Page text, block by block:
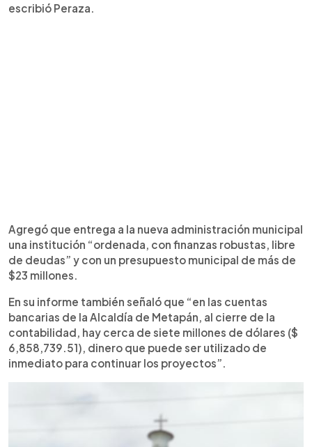
escribió Peraza.
Agregó que entrega a la nueva administración municipal
una institución “ordenada, con finanzas robustas, libre
de deudas” y con un presupuesto municipal de más de
$23 millones.
En su informe también señaló que “en las cuentas
bancarias de la Alcaldía de Metapán, al cierre de la
contabilidad, hay cerca de siete millones de dólares ($
6,858,739.51), dinero que puede ser utilizado de
inmediato para continuar los proyectos”.